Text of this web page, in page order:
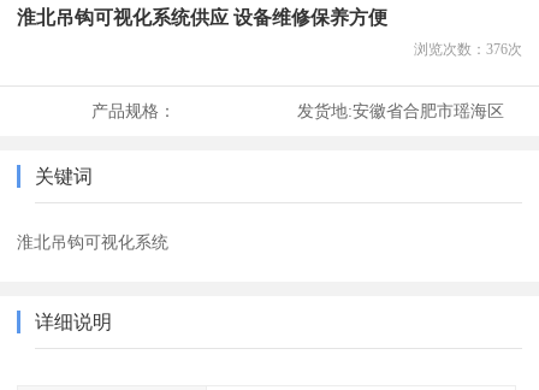
淮北吊钩可视化系统供应 设备维修保养方便
浏览次数： 376次
产品规格： 发货地:安徽省合肥市瑶海区
关键词
淮北吊钩可视化系统
详细说明